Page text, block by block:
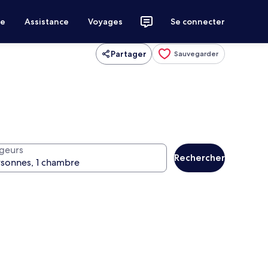
Assistance Voyages Se connecter
Partager Sauvegarder
Rechercher